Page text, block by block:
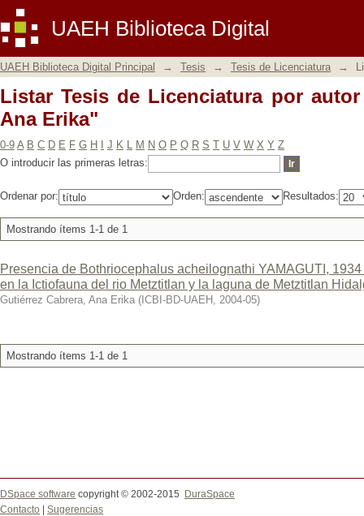
UAEH Biblioteca Digital
Listar Tesis de Licenciatura por autor
UAEH Biblioteca Digital Principal → Tesis → Tesis de Licenciatura →
Listar Tesis de Licenciatura por
Ana Erika"
0-9 A B C D E F G H J K L M N O P Q R S T U V W X Y Z
O introducir las primeras letras:
Ordenar por: Orden: Resultados:
Mostrando ítems 1-1 de 1
Presencia de Bothriocephalus acheilognathi YAMAGUTI,
en la Ictiofauna del rio Metztitlan y la laguna de Metztitlan
Gutiérrez Cabrera, Ana Erika ( ICBI-BD-UAEH , 2004-05)
Mostrando ítems 1-1 de 1
DSpace software copyright © 2002-2015
DuraSpace
Contacto
Sugerencias